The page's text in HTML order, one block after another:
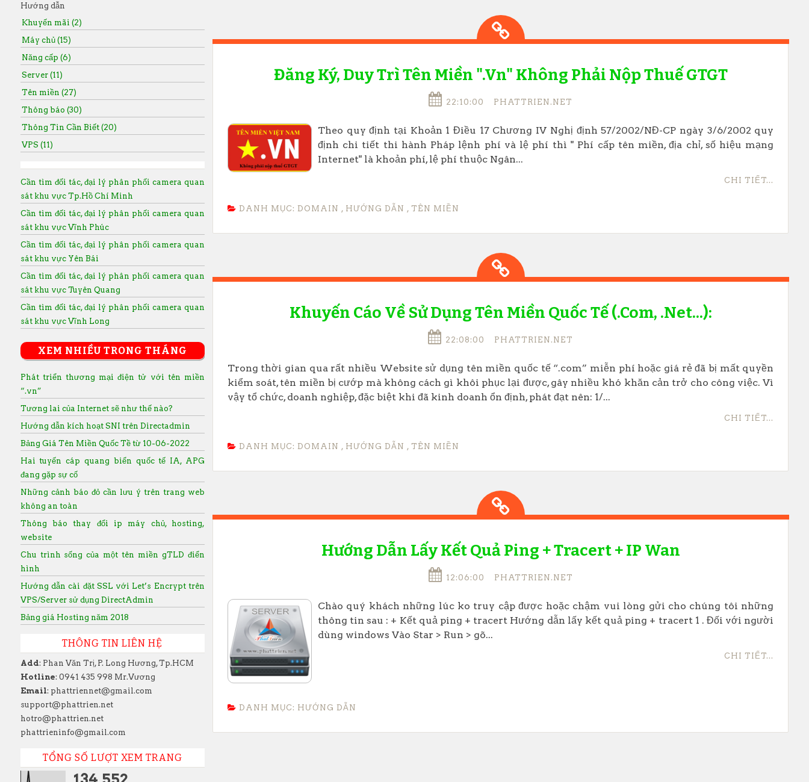
Hướng dẫn
Khuyến mãi (2)
Máy chủ (15)
Năng cấp (6)
Server (11)
Tên miền (27)
Thông báo (30)
Thông Tin Cần Biết (20)
VPS (11)
Cần tìm đối tác, đại lý phân phối camera quan
sát khu vực Tp.Hồ Chí Minh
Cần tìm đối tác, đại lý phân phối camera quan
sát khu vực Vĩnh Phúc
Cần tìm đối tác, đại lý phân phối camera quan
sát khu vực Yên Bái
Cần tìm đối tác, đại lý phân phối camera quan
sát khu vực Tuyên Quang
Cần tìm đối tác, đại lý phân phối camera quan
sát khu vực Vĩnh Long
XEM NHIỀU TRONG THÁNG
Phát triển thương mại điện tử với tên miền
“.vn”
Tương lai của Internet sẽ như thế nào?
Hướng dẫn kích hoạt SNI trên Directadmin
Bảng Giá Tên Miền Quốc Tề từ 10-06-2022
Hai tuyến cáp quang biển quốc tế IA, APG
đang gặp sự cố
Những cảnh báo đỏ cần lưu ý trên trang web
không an toàn
Thông báo thay đổi ip máy chủ, hosting,
website
Chu trình sống của một tên miền gTLD điển
hình
Hướng dẫn cài đặt SSL với Let’s Encrypt trên
VPS/Server sử dụng DirectAdmin
Bảng giá Hosting năm 2018
THÔNG TIN LIÊN HỆ
Add: Phan Văn Trị, P. Long Hương, Tp.HCM
Hotline: 0941 435 998 Mr.Vương
Email: phattriennet@gmail.com
support@phattrien.net
hotro@phattrien.net
phattrieninfo@gmail.com
TỔNG SỐ LƯỢT XEM TRANG
Đăng Ký, Duy Trì Tên Miền ".vn" Không Phải Nộp Thuế GTGT
22:10:00 PHATTRIEN.NET
Theo quy định tại Khoản 1 Điều 17 Chương IV Nghị định 57/2002/NĐ-CP ngày 3/6/2002 quy
định chi tiết thi hành Pháp lệnh phí và lệ phí thì " Phí cấp tên miền, địa chỉ, số hiệu mạng
Internet" là khoản phí, lệ phí thuộc Ngân...
CHI TIẾT...
DANH MỤC: DOMAIN , HƯỚNG DẪN , TÊN MIỀN
Khuyến Cáo Về Sử Dụng Tên Miền Quốc Tế (.com, .net...):
22:08:00 PHATTRIEN.NET
Trong thời gian qua rất nhiều Website sử dụng tên miền quốc tế “.com” miễn phí hoặc giá rẻ đã bị mất quyền
kiểm soát, tên miền bị cướp mà không cách gì khôi phục lại được, gây nhiều khó khăn cản trở cho công việc. Vì
vậy tổ chức, doanh nghiệp, đặc biệt khi đã kinh doanh ổn định, phát đạt nên: 1/...
CHI TIẾT...
DANH MỤC: DOMAIN , HƯỚNG DẪN , TÊN MIỀN
Hướng Dẫn Lấy Kết Quả Ping + Tracert + IP Wan
12:06:00 PHATTRIEN.NET
Chào quý khách những lúc ko truy cập được hoặc chậm vui lòng gửi cho chúng tôi những
thông tin sau : + Kết quả ping + tracert Hướng dẫn lấy kết quả ping + tracert 1 . Đối với người
dùng windows Vào Star > Run > gõ...
CHI TIẾT...
DANH MỤC: HƯỚNG DẪN